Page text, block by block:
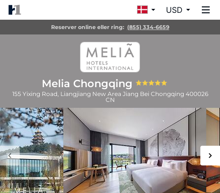
USD
Reserver online eller ring: (855) 334-6659
Melia Chongqing
155 Yixing Road, Liangjiang New Area Jiang Bei Chongqing 400026
CN